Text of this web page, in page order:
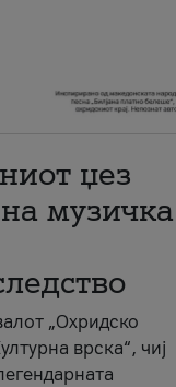
џез
музичка
„Охридско
врска“, чиј